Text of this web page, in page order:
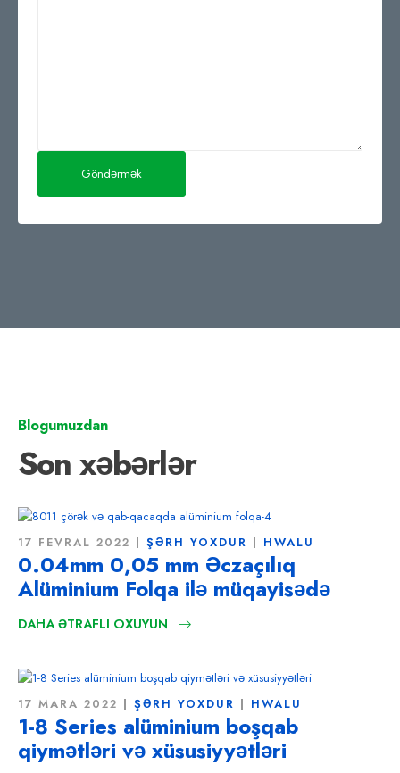
Blogumuzdan
Son xəbərlər
17 FEVRAL 2022 ŞƏRH YOXDUR HWALU
0.04mm 0,05 mm Əczaçılıq
Alüminium Folqa ilə müqayisədə
DAHA ƏTRAFLI OXUYUN
17 MARA 2022 ŞƏRH YOXDUR HWALU
1-8 Series alüminium boşqab
qiymətləri və xüsusiyyətləri